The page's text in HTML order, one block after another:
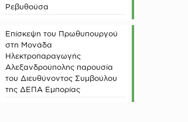
Ρεβυθούσα
Επίσκεψη του Πρωθυπουργού
στη Μονάδα
Ηλεκτροπαραγωγής
Αλεξανδρούπολης παρουσία
του Διευθύνοντος Συμβούλου
της ΔΕΠΑ Εμπορίας